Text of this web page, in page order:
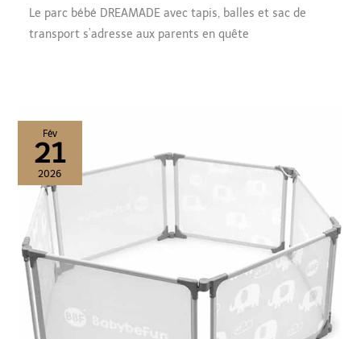
Le parc bébé DREAMADE avec tapis, balles et sac de
transport s’adresse aux parents en quête
Fév
21
2026